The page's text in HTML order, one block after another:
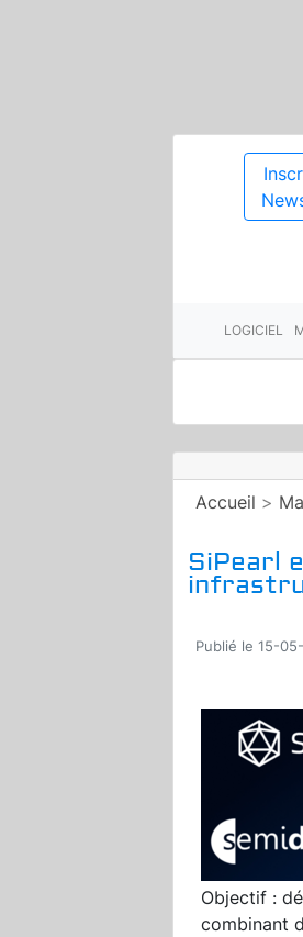
LOGICIEL
Accueil >
SiPearl
Publié le 15-
Objectif :
combinant